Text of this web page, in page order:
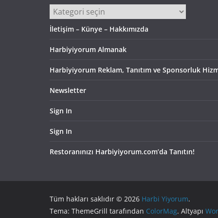
Kategoriler
İletişim – Künye – Hakkımızda
Harbiyiyorum Almanak
Harbiyiyorum Reklam, Tanıtım ve Sponsorluk
Newsletter
Sign In
Sign In
Restoranınızı Harbiyiyorum.com’da Tanıtın!
Tüm hakları saklıdır © 2026 Harbi Yiyorum.
Tema: ThemeGrill tarafından ColorMag. Altyapı